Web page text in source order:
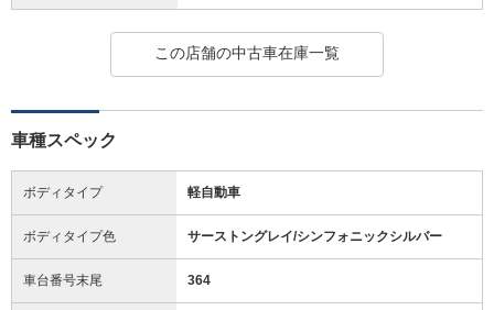
この店舗の中古車在庫一覧
車種スペック
ボディタイプ 軽自動車
ボディタイプ色 サーストングレイ/シンフォニックシルバー
車台番号末尾 364